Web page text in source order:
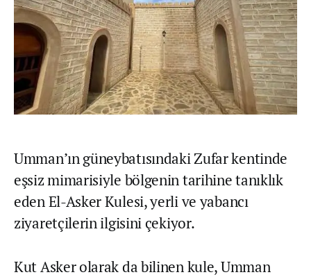
Umman’ın güneybatısındaki Zufar kentinde
eşsiz mimarisiyle bölgenin tarihine tanıklık
eden El-Asker Kulesi, yerli ve yabancı
ziyaretçilerin ilgisini çekiyor.
Kut Asker olarak da bilinen kule, Umman